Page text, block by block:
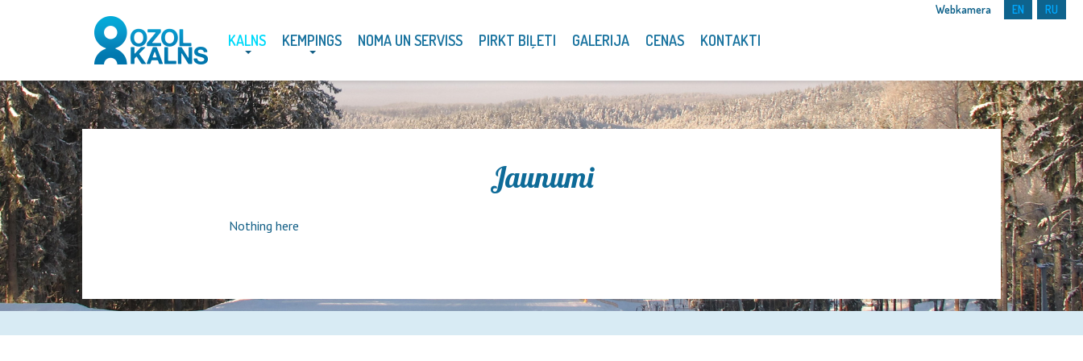
Webkamera EN RU
KALNS KEMPINGS NOMA UN SERVISS PIRKT BIĻETI GALERIJA CENAS KONTAKTI
Jaunumi
Nothing here